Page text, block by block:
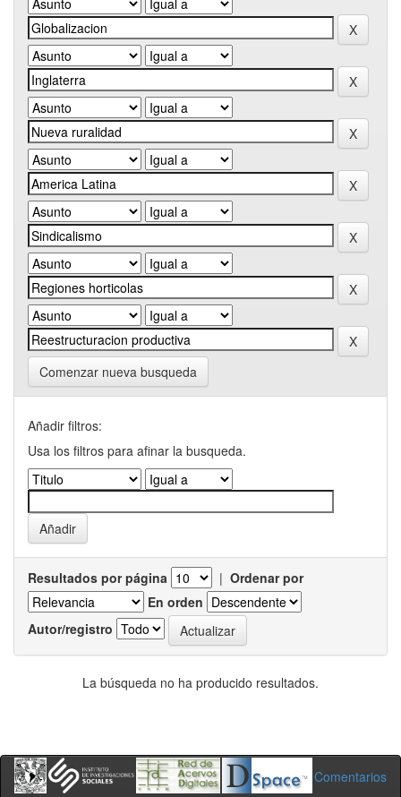
Comenzar nueva busqueda
Añadir filtros:
Usa los filtros para afinar la busqueda.
Resultados por página | Ordenar por
En orden
Autor/registro
La búsqueda no ha producido resultados.
Comentarios